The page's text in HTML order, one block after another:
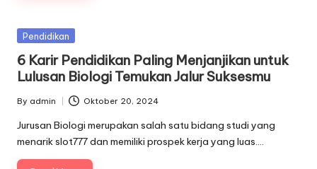
Posted
Pendidikan
6 Karir Pendidikan Paling Menjanjikan untuk
Lulusan Biologi Temukan Jalur Suksesmu
Posted
by
By admin Oktober 20, 2024
Jurusan Biologi merupakan salah satu bidang studi yang
menarik slot777 dan memiliki prospek kerja yang luas.…